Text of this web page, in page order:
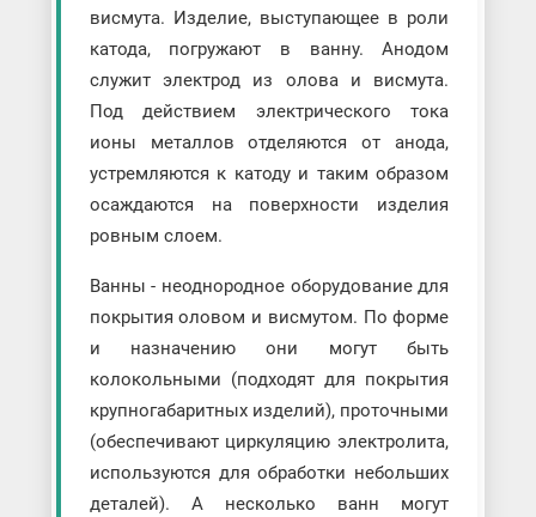
висмута. Изделие, выступающее в роли
катода, погружают в ванну. Анодом
служит электрод из олова и висмута.
Под действием электрического тока
ионы металлов отделяются от анода,
устремляются к катоду и таким образом
осаждаются на поверхности изделия
ровным слоем.
Ванны - неоднородное оборудование для
покрытия оловом и висмутом. По форме
и назначению они могут быть
колокольными (подходят для покрытия
крупногабаритных изделий), проточными
(обеспечивают циркуляцию электролита,
используются для обработки небольших
деталей). А несколько ванн могут